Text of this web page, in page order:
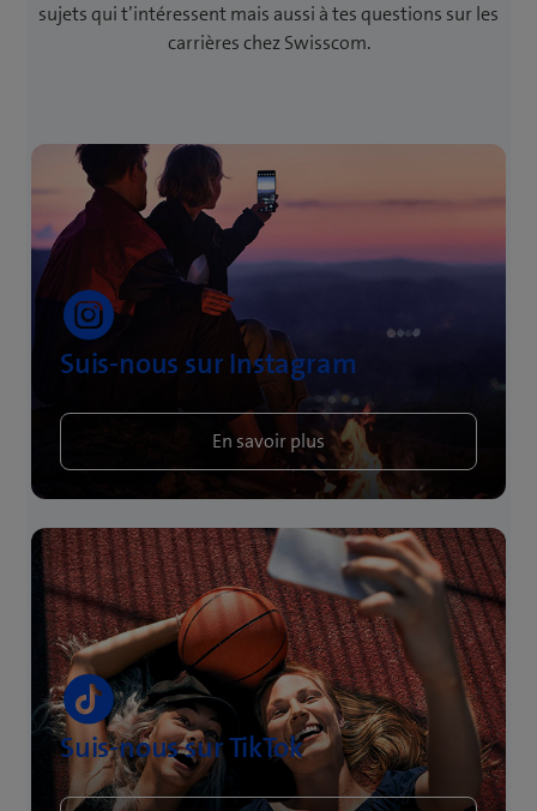
sujets qui t’intéressent mais aussi à tes questions sur les
carrières chez Swisscom.
Suis-nous sur Instagram
En savoir plus
Suis-nous sur TikTok